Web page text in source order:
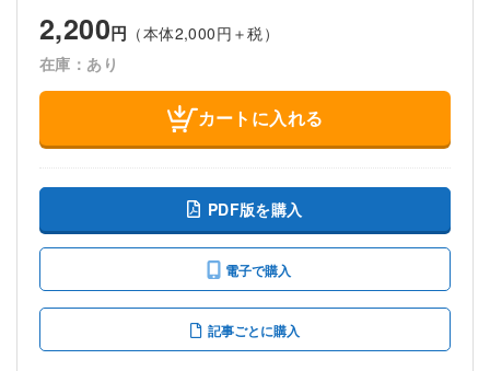
2,200円 （本体2,000円＋税）
在庫：あり
カートに入れる
PDF版を購入
電子で購入
記事ごとに購入